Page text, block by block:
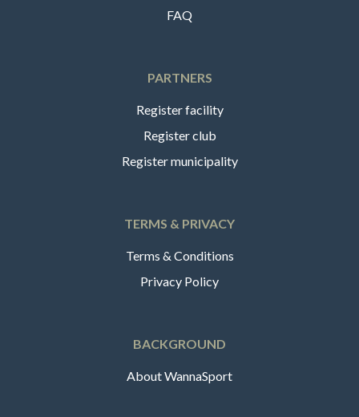
FAQ
PARTNERS
Register facility
Register club
Register municipality
TERMS & PRIVACY
Terms & Conditions
Privacy Policy
BACKGROUND
About WannaSport